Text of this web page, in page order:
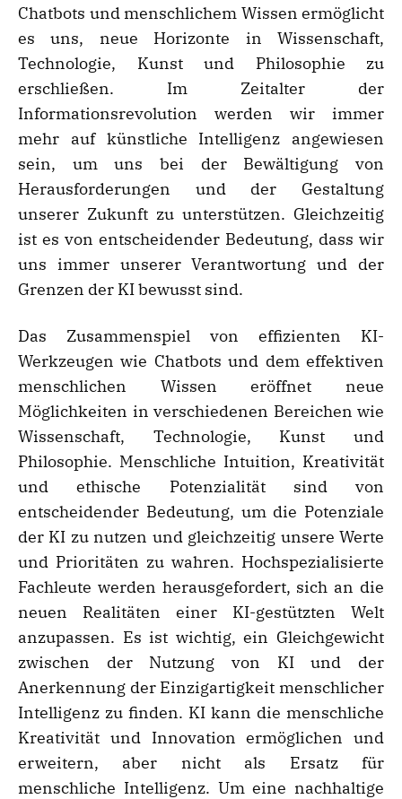
Chatbots und menschlichem Wissen ermöglicht
es uns, neue Horizonte in Wissenschaft,
Technologie, Kunst und Philosophie zu
erschließen. Im Zeitalter der
Informationsrevolution werden wir immer
mehr auf künstliche Intelligenz angewiesen
sein, um uns bei der Bewältigung von
Herausforderungen und der Gestaltung
unserer Zukunft zu unterstützen. Gleichzeitig
ist es von entscheidender Bedeutung, dass wir
uns immer unserer Verantwortung und der
Grenzen der KI bewusst sind.
Das Zusammenspiel von effizienten KI-
Werkzeugen wie Chatbots und dem effektiven
menschlichen Wissen eröffnet neue
Möglichkeiten in verschiedenen Bereichen wie
Wissenschaft, Technologie, Kunst und
Philosophie. Menschliche Intuition, Kreativität
und ethische Potenzialität sind von
entscheidender Bedeutung, um die Potenziale
der KI zu nutzen und gleichzeitig unsere Werte
und Prioritäten zu wahren. Hochspezialisierte
Fachleute werden herausgefordert, sich an die
neuen Realitäten einer KI-gestützten Welt
anzupassen. Es ist wichtig, ein Gleichgewicht
zwischen der Nutzung von KI und der
Anerkennung der Einzigartigkeit menschlicher
Intelligenz zu finden. KI kann die menschliche
Kreativität und Innovation ermöglichen und
erweitern, aber nicht als Ersatz für
menschliche Intelligenz. Um eine nachhaltige